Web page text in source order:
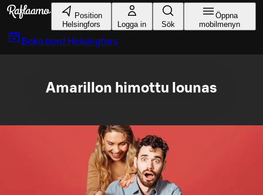
Gå till huvudinnehållet
Position
Helsingfors
Logga in Sök
Öppna
mobilmenyn
Boka bord Helsingfors
Amarillon himottu lounas